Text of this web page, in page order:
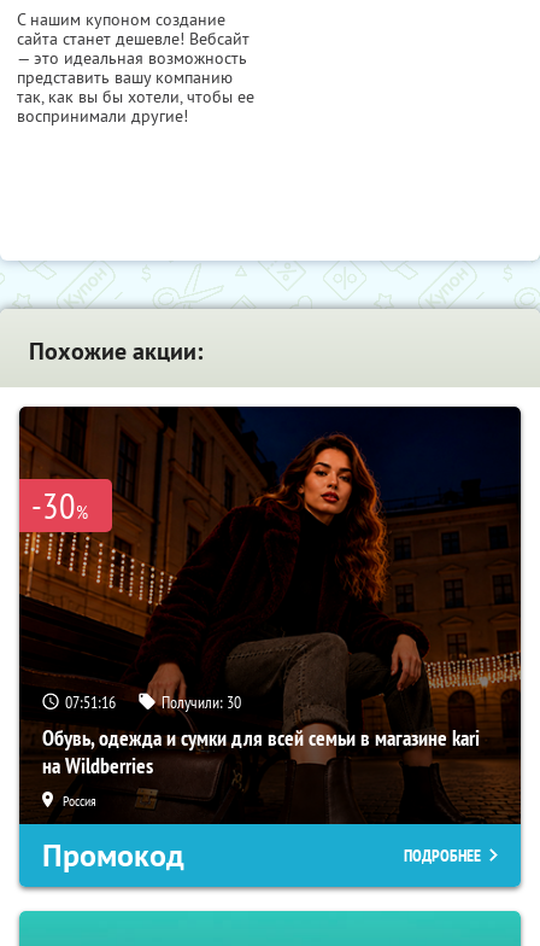
С нашим купоном создание
сайта станет дешевле! Вебсайт
— это идеальная возможность
представить вашу компанию
так, как вы бы хотели, чтобы ее
воспринимали другие!
Похожие акции:
-30%
07:51:15 Получили: 30
Обувь, одежда и сумки для всей семьи в магазине kari
на Wildberries
Россия
Промокод ПОДРОБНЕЕ